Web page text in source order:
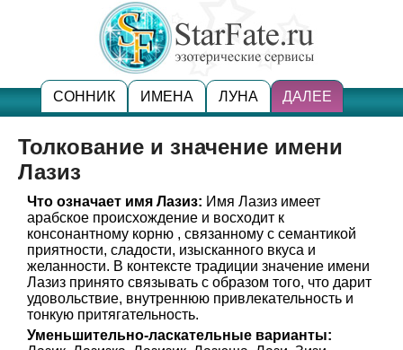
СОННИК ИМЕНА ЛУНА ДАЛЕЕ
Толкование и значение имени
Лазиз
Что означает имя Лазиз: Имя Лазиз имеет
арабское происхождение и восходит к
консонантному корню , связанному с семантикой
приятности, сладости, изысканного вкуса и
желанности. В контексте традиции значение имени
Лазиз принято связывать с образом того, что дарит
удовольствие, внутреннюю привлекательность и
тонкую притягательность.
Уменьшительно-ласкательные варианты: